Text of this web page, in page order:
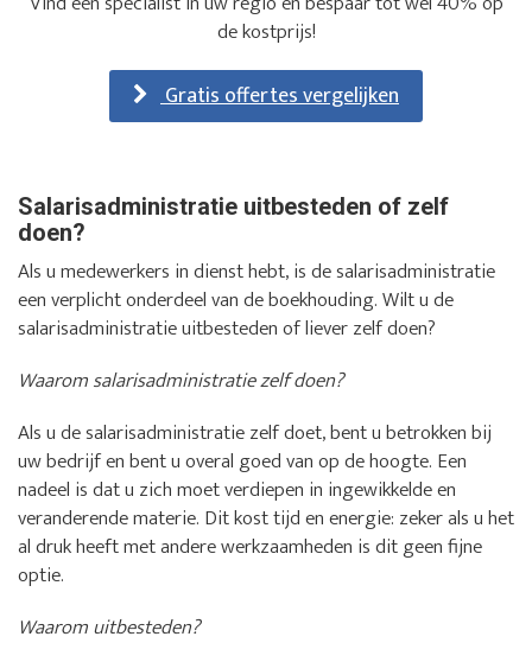
de kostprijs!
Gratis offertes vergelijken
Salarisadministratie uitbesteden of zelf
doen?
Als u medewerkers in dienst hebt, is de salarisadministratie
een verplicht onderdeel van de boekhouding. Wilt u de
salarisadministratie uitbesteden of liever zelf doen?
Waarom salarisadministratie zelf doen?
Als u de salarisadministratie zelf doet, bent u betrokken bij
uw bedrijf en bent u overal goed van op de hoogte. Een
nadeel is dat u zich moet verdiepen in ingewikkelde en
veranderende materie. Dit kost tijd en energie: zeker als u het
al druk heeft met andere werkzaamheden is dit geen fijne
optie.
Waarom uitbesteden?